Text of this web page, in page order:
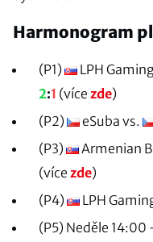
Harmonogram
(P1) LPH
2:1 (více zde)
(P2)
eSuba vs.
(P3)
Armenian
(více zde)
(P4)
LPH
(P5) Neděle 14:00